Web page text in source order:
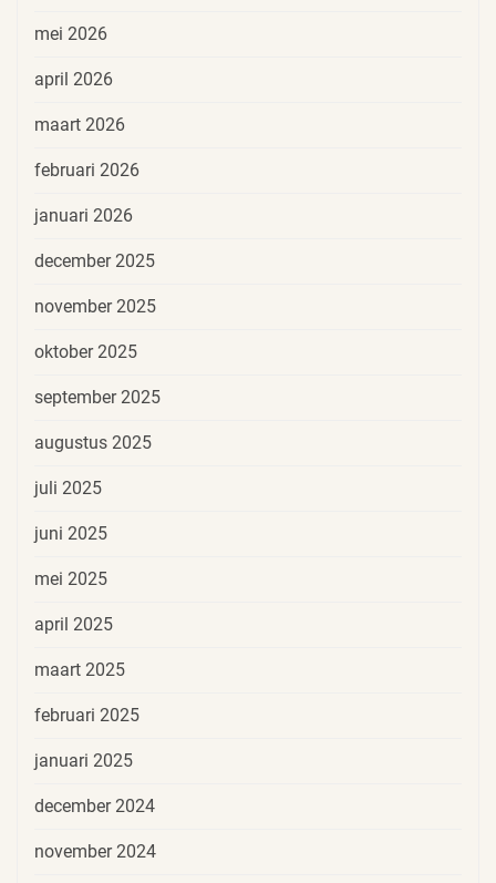
mei 2026
april 2026
maart 2026
februari 2026
januari 2026
december 2025
november 2025
oktober 2025
september 2025
augustus 2025
juli 2025
juni 2025
mei 2025
april 2025
maart 2025
februari 2025
januari 2025
december 2024
november 2024